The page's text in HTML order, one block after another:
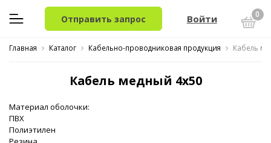
Отправить запрос Войти 0
Главная Каталог Кабельно-проводниковая продукция Кабель
Кабель медный 4x50
Материал оболочки:
ПВХ
Полиэтилен